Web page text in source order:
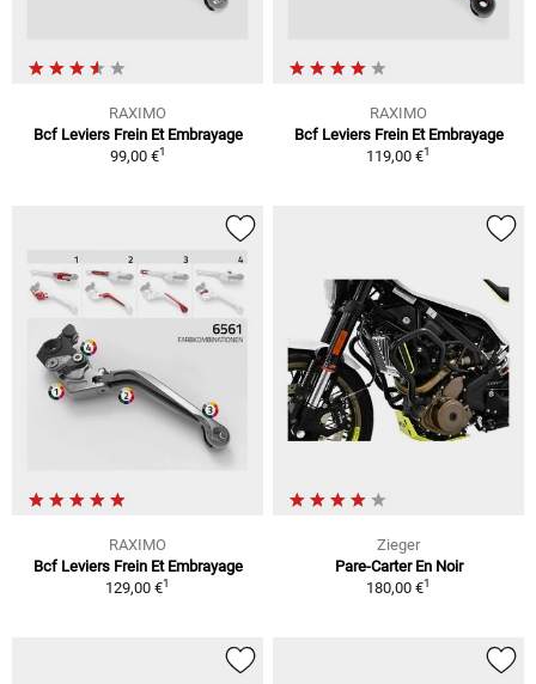
RAXIMO
Bcf Leviers Frein Et Embrayage
99,00 €1
RAXIMO
Bcf Leviers Frein Et Embrayage
119,00 €1
RAXIMO
Bcf Leviers Frein Et Embrayage
129,00 €1
Zieger
Pare-Carter En Noir
180,00 €1